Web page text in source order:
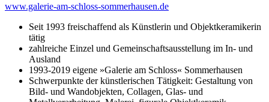
www.galerie-am-schloss-sommerhausen.de
Seit 1993 freischaffend als Künstlerin und Objektkeramikerin
tätig
zahlreiche Einzel und Gemeinschaftsausstellung im In- und
Ausland
1993-2019 eigene »Galerie am Schloss« Sommerhausen
Schwerpunkte der künstlerischen Tätigkeit: Gestaltung von
Bild- und Wandobjekten, Collagen, Glas- und